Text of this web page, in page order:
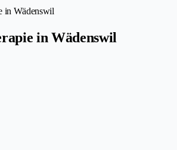
in Wädenswil
in Wädenswil